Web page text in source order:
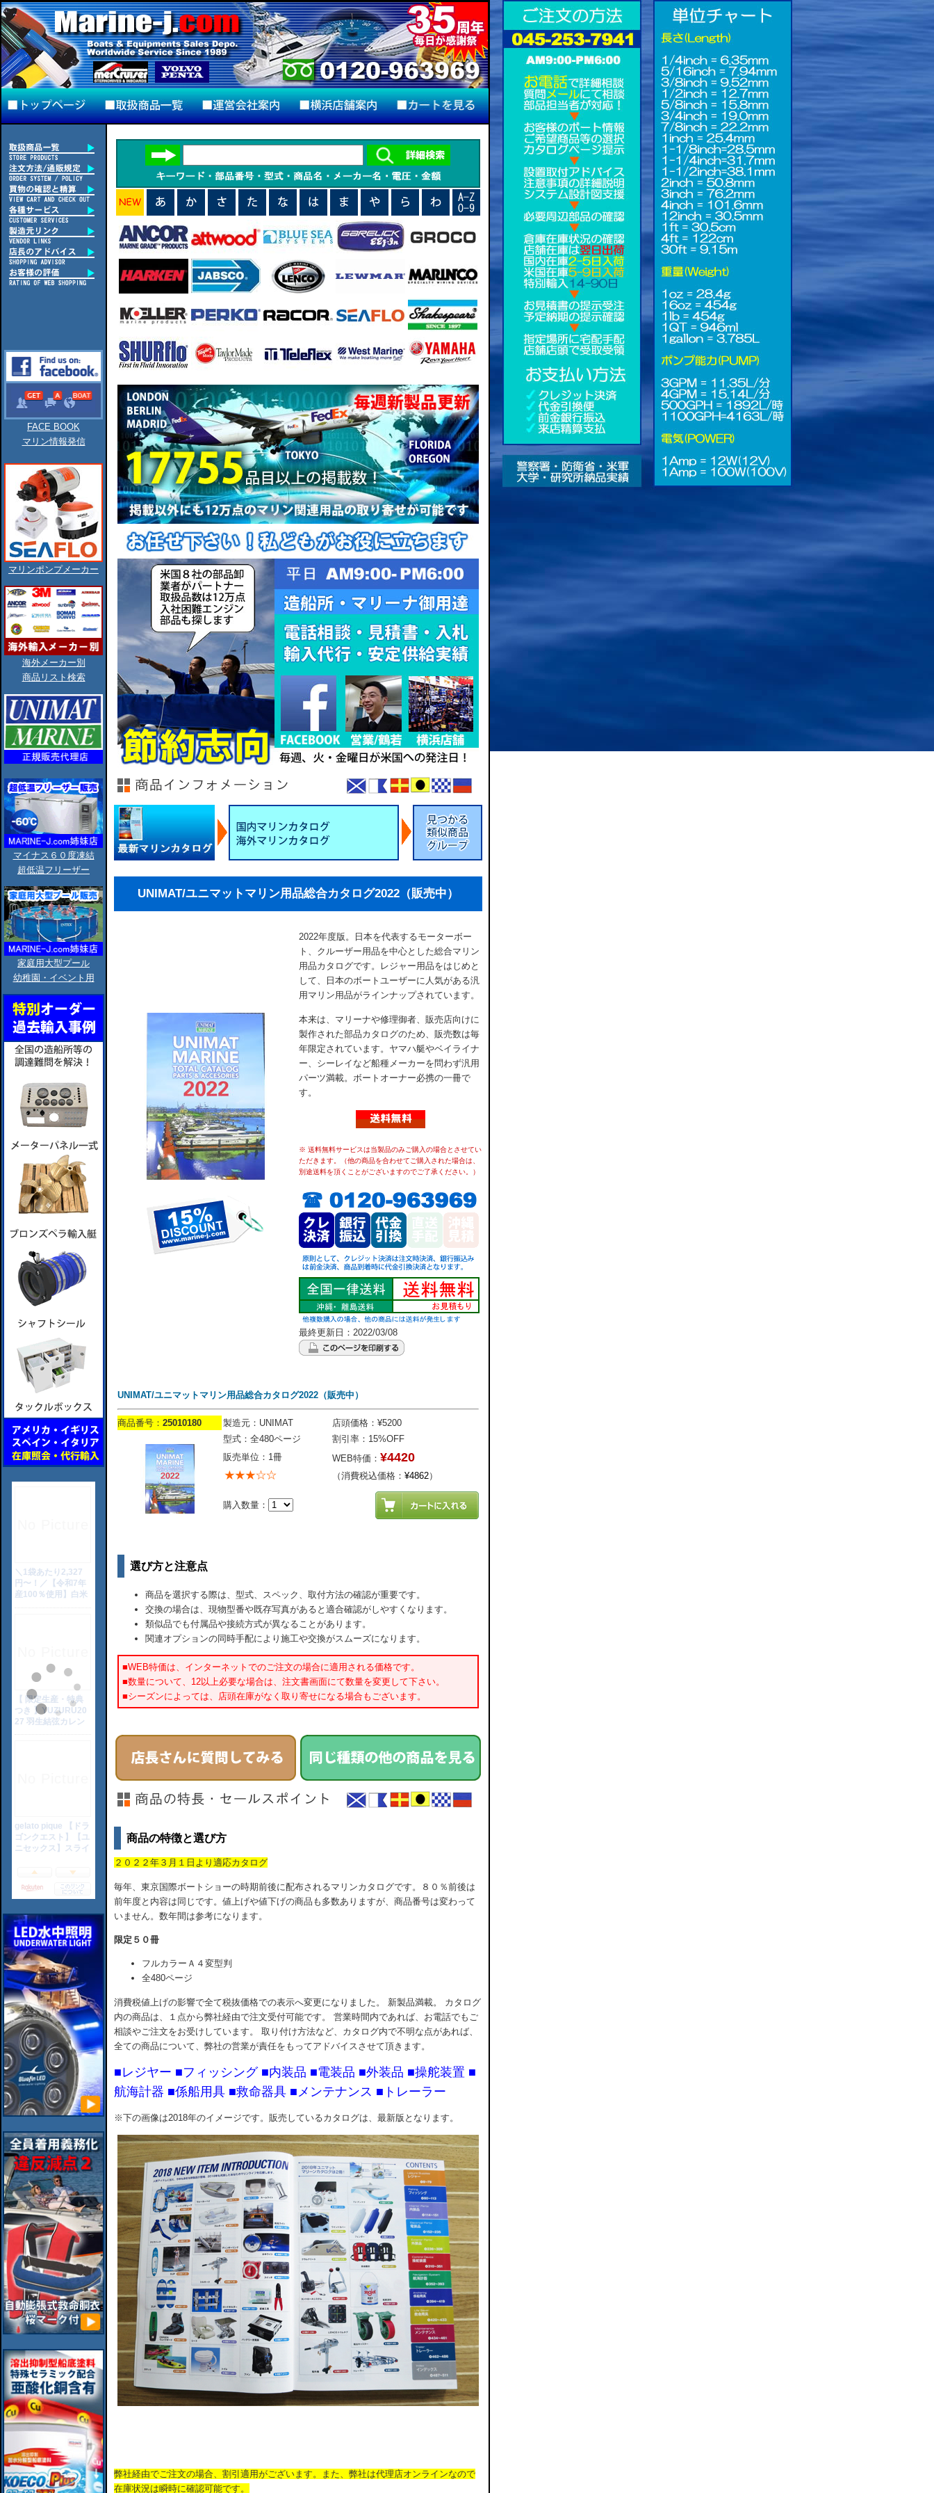
FACE BOOK
マリン情報発信
マリンポンプメーカー
海外メーカー別
商品リスト検索
マイナス６０度凍結
超低温フリーザー
家庭用大型プール
幼稚園・イベント用
UNIMAT/ユニマットマリン用品総合カタログ2022（販売中）
2022年度版。日本を代表するモーターボー
ト、クルーザー用品を中心とした総合マリン
用品カタログです。レジャー用品をはじめと
して、日本のボートユーザーに人気がある汎
用マリン用品がラインナップされています。
本来は、マリーナや修理御者、販売店向けに
製作された部品カタログのため、販売数は毎
年限定されています。ヤマハ艇やベイライナ
ー、シーレイなど船種メーカーを問わず汎用
パーツ満載。ボートオーナー必携の一冊で
す。
※ 送料無料サービスは当製品のみご購入の場合とさせてい
ただきます。（他の商品を合わせてご購入された場合は、
別途送料を頂くことがございますのでご了承ください。）
最終更新日：2022/03/08
UNIMAT/ユニマットマリン用品総合カタログ2022（販売中）
商品番号： 25010180 製造元：UNIMAT
店頭価格：¥5200
型式：全480ページ
割引率：15%OFF
販売単位：1冊
WEB特価： ¥4420
（消費税込価格： ¥4862）
購入数量：
選び方と注意点
商品を選択する際は、型式、スペック、取付方法の確認が重要です。
交換の場合は、現物型番や既存写真があると適合確認がしやすくなります。
類似品でも付属品や接続方式が異なることがあります。
関連オプションの同時手配により施工や交換がスムーズになります。
■WEB特価は、インターネットでのご注文の場合に適用される価格です。
■数量について、12以上必要な場合は、注文書画面にて数量を変更して下さい。
■シーズンによっては、店頭在庫がなく取り寄せになる場合もございます。
商品の特徴と選び方
２０２２年３月１日より適応カタログ
毎年、東京国際ボートショーの時期前後に配布されるマリンカタログです。８０％前後は
前年度と内容は同じです。値上げや値下げの商品も多数ありますが、商品番号は変わって
いません。数年間は参考になります。
限定５０冊
フルカラーＡ４変型判
全480ページ
消費税値上げの影響で全て税抜価格での表示へ変更になりました。 新製品満載。 カタログ
内の商品は、１点から弊社経由で注文受付可能です。 営業時間内であれば、お電話でもご
相談やご注文をお受けしています。 取り付け方法など、カタログ内で不明な点があれば、
全ての商品について、弊社の営業が責任をもってアドバイスさせて頂きます。
■レジヤー ■フィッシング ■内装品 ■電装品 ■外装品 ■操舵装置 ■
航海計器 ■係船用具 ■救命器具 ■メンテナンス ■トレーラー
※下の画像は2018年のイメージです。販売しているカタログは、最新版となります。
弊社経由でご注文の場合、割引適用がございます。また、弊社は代理店オンラインなので
在庫状況は瞬時に確認可能です。